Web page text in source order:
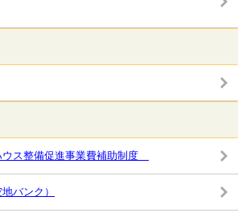
ス整備促進事業費補助制度
バンク）